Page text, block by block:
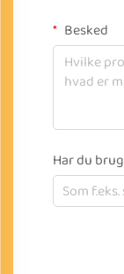
Besked
Har du